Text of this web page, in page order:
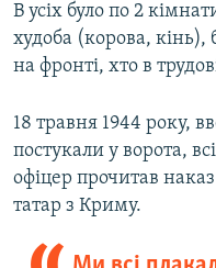
В усіх було по 2
худоба (корова, кінь),
на фронті, хто в
18 травня 1944 року,
постукали у ворота,
офіцер прочитав
татар з Криму.